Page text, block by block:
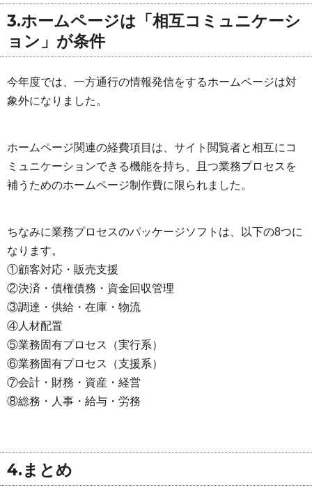
3.ホームページは「相互コミュニケーシ
ョン」が条件
今年度では、一方通行の情報発信をするホームページは対
象外になりました。
ホームページ関連の経費項目は、サイト閲覧者と相互にコ
ミュニケーションできる機能を持ち、且つ業務プロセスを
補うためのホームページ制作費に限られました。
ちなみに業務プロセスのパッケージソフトは、以下の8つに
なります。
①顧客対応・販売支援
②決済・債権債務・資金回収管理
③調達・供給・在庫・物流
④人材配置
⑤業務固有プロセス（実行系）
⑥業務固有プロセス（支援系）
⑦会計・財務・資産・経営
⑧総務・人事・給与・労務
4.まとめ